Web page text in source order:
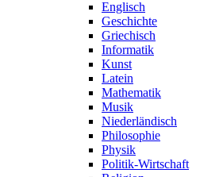
Englisch
Geschichte
Griechisch
Informatik
Kunst
Latein
Mathematik
Musik
Niederländisch
Philosophie
Physik
Politik-Wirtschaft